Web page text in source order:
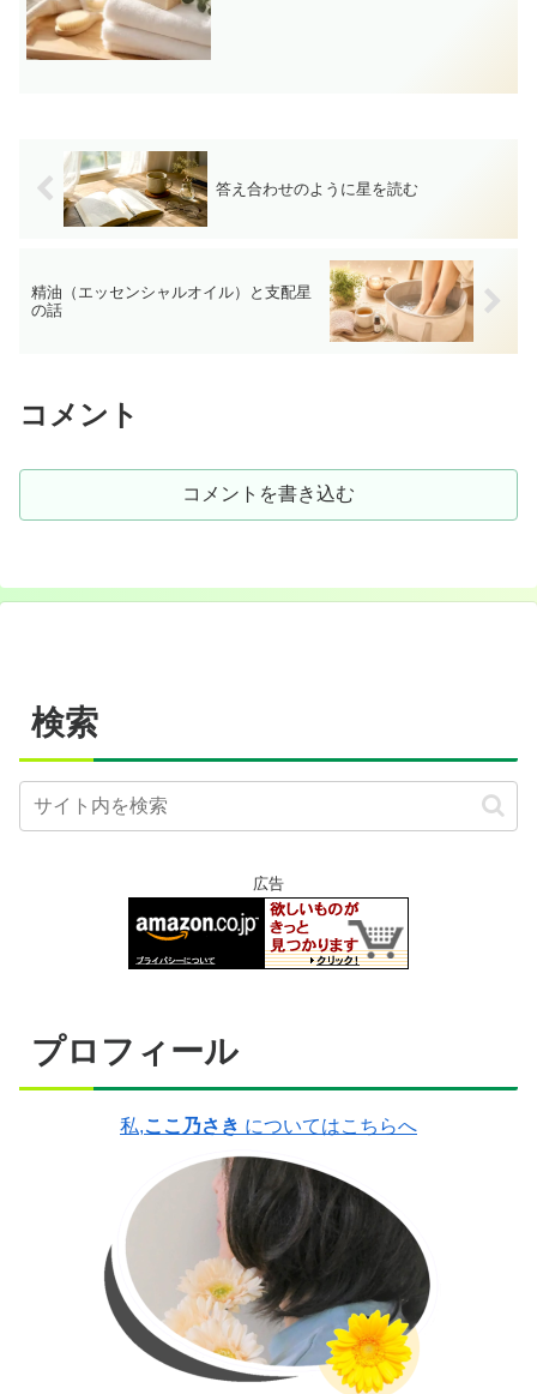
答え合わせのように星を読む
精油（エッセンシャルオイル）と支配星
の話
コメント
コメントを書き込む
検索
広告
プロフィール
私,ここ乃さき についてはこちらへ